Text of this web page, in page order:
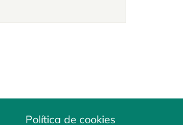
Política de cookies